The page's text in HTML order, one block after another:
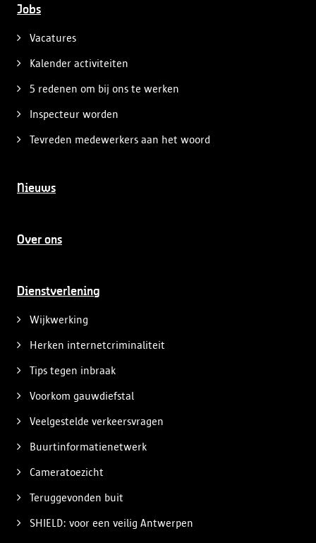
Jobs
Vacatures
Kalender activiteiten
5 redenen om bij ons te werken
Inspecteur worden
Tevreden medewerkers aan het woord
Nieuws
Over ons
Dienstverlening
Wijkwerking
Herken internetcriminaliteit
Tips tegen inbraak
Voorkom gauwdiefstal
Veelgestelde verkeersvragen
Buurtinformatienetwerk
Cameratoezicht
Teruggevonden buit
SHIELD: voor een veilig Antwerpen